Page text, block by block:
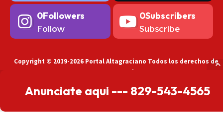
0Followers
Follow
0Subscribers
Subscribe
Copyright © 2019-2026 Portal Altagraciano Todos los derechos de
autor reservados.
Anunciate aqui --- 829-543-4565